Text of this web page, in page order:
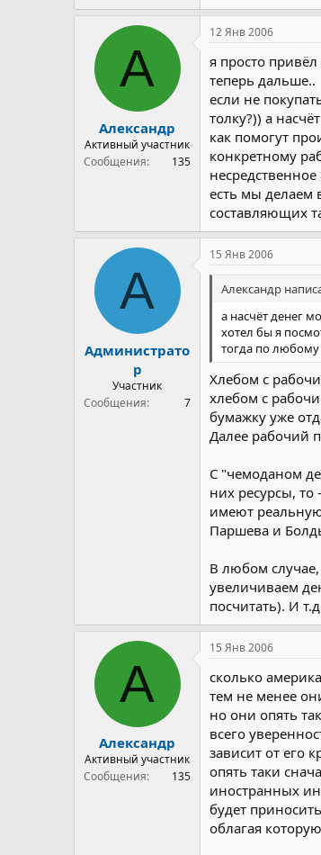
А
Александр
Активный участник
Сообщения
135
12 Янв 2006
я просто
теперь дальше..
если не
толку?)) а
как помогут
конкретному
есть мы делаем
составляющих
А
Администрато
р
Участник
Сообщения
7
15 Янв 2006
Александр
а насчёт денег
хотел бы я
тогда по
Хлебом с
хлебом с
бумажку уже
Далее рабочий
С "чемоданом
них ресурсы,
имеют
Паршева и
В любом
увеличиваем
посчитать). И
А
Александр
Активный участник
Сообщения
135
15 Янв 2006
сколько
тем не менее
но они опять
всего
зависит от его
опять таки
иностранных
будет
облагая